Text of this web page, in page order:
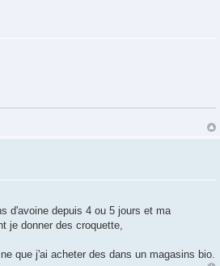
d'avoine depuis 4 ou 5 jours et ma
je donner des croquette,
que j'ai acheter des dans un magasins bio.